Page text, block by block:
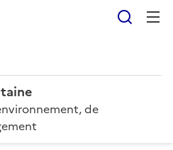
de